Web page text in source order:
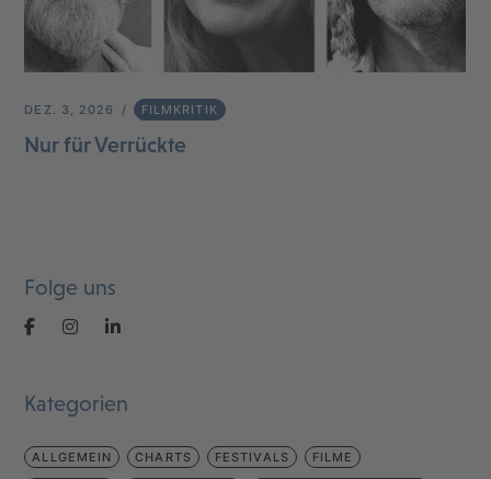
DEZ. 3, 2026 FILMKRITIK
Nur für Verrückte
Folge uns
Kategorien
ALLGEMEIN CHARTS FESTIVALS FILME